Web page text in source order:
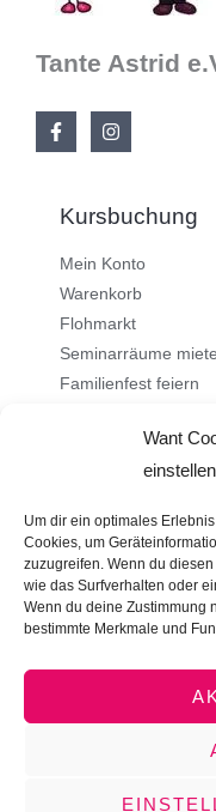
Want
einstellen
Um dir ein optimales
Cookies, um
zuzugreifen. Wenn du
wie das Surfverhalten oder
Wenn du deine Zustimmung
bestimmte Merkmale und
Tante Astrid
Kursbuchung
Mein Konto
Warenkorb
Flohmarkt
Seminarräume
Familienfest feiern
Ehrenamt
Stellenangebote
Kontakt
Impressum
Datenschutz